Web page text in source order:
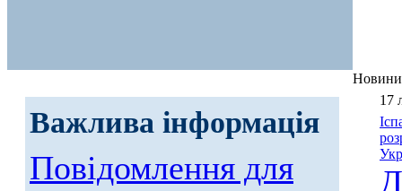
Важлива інформація
Повідомлення для
Новини
17